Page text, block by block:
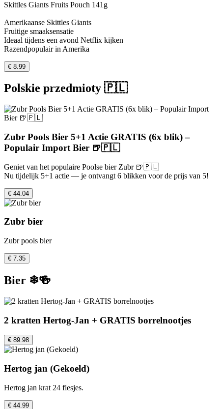
Skittles Giants Fruits Pouch 141g
Amerikaanse Skittles Giants
Fruitige smaaksensatie
Ideaal tijdens een avond Netflix kijken
Razendpopulair in Amerika
€ 8.99
Polskie przedmioty 🇵🇱
Zubr Pools Bier 5+1 Actie GRATIS (6x blik) –
Populair Import Bier 🍺🇵🇱
Geniet van het populaire Poolse bier Zubr 🍺🇵🇱
Nu tijdelijk 5+1 actie — je ontvangt 6 blikken voor de prijs van 5!
€ 44.04
Zubr bier
Zubr pools bier
€ 7.35
Bier ❄🍻
2 kratten Hertog-Jan + GRATIS borrelnootjes
€ 89.98
Hertog jan (Gekoeld)
Hertog jan krat 24 flesjes.
€ 44.99